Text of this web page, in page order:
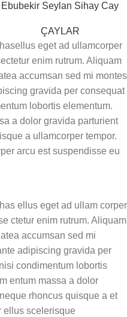
Ebubekir Seylan Sihay Cay
ÇAYLAR
eget ad ullamcorper
enim rutrum. Aliquam
accumsan sed mi montes
gravida per consequat
lobortis elementum.
a dolor gravida parturient
a ullamcorper tempor.
arcu est suspendisse eu
ellus eget ad ullam corper
ctetur enim rutrum. Aliquam
accumsan sed mi
adipiscing gravida per
condimentum lobortis
entum massa a dolor
rhoncus quisque a et
ellus scelerisque